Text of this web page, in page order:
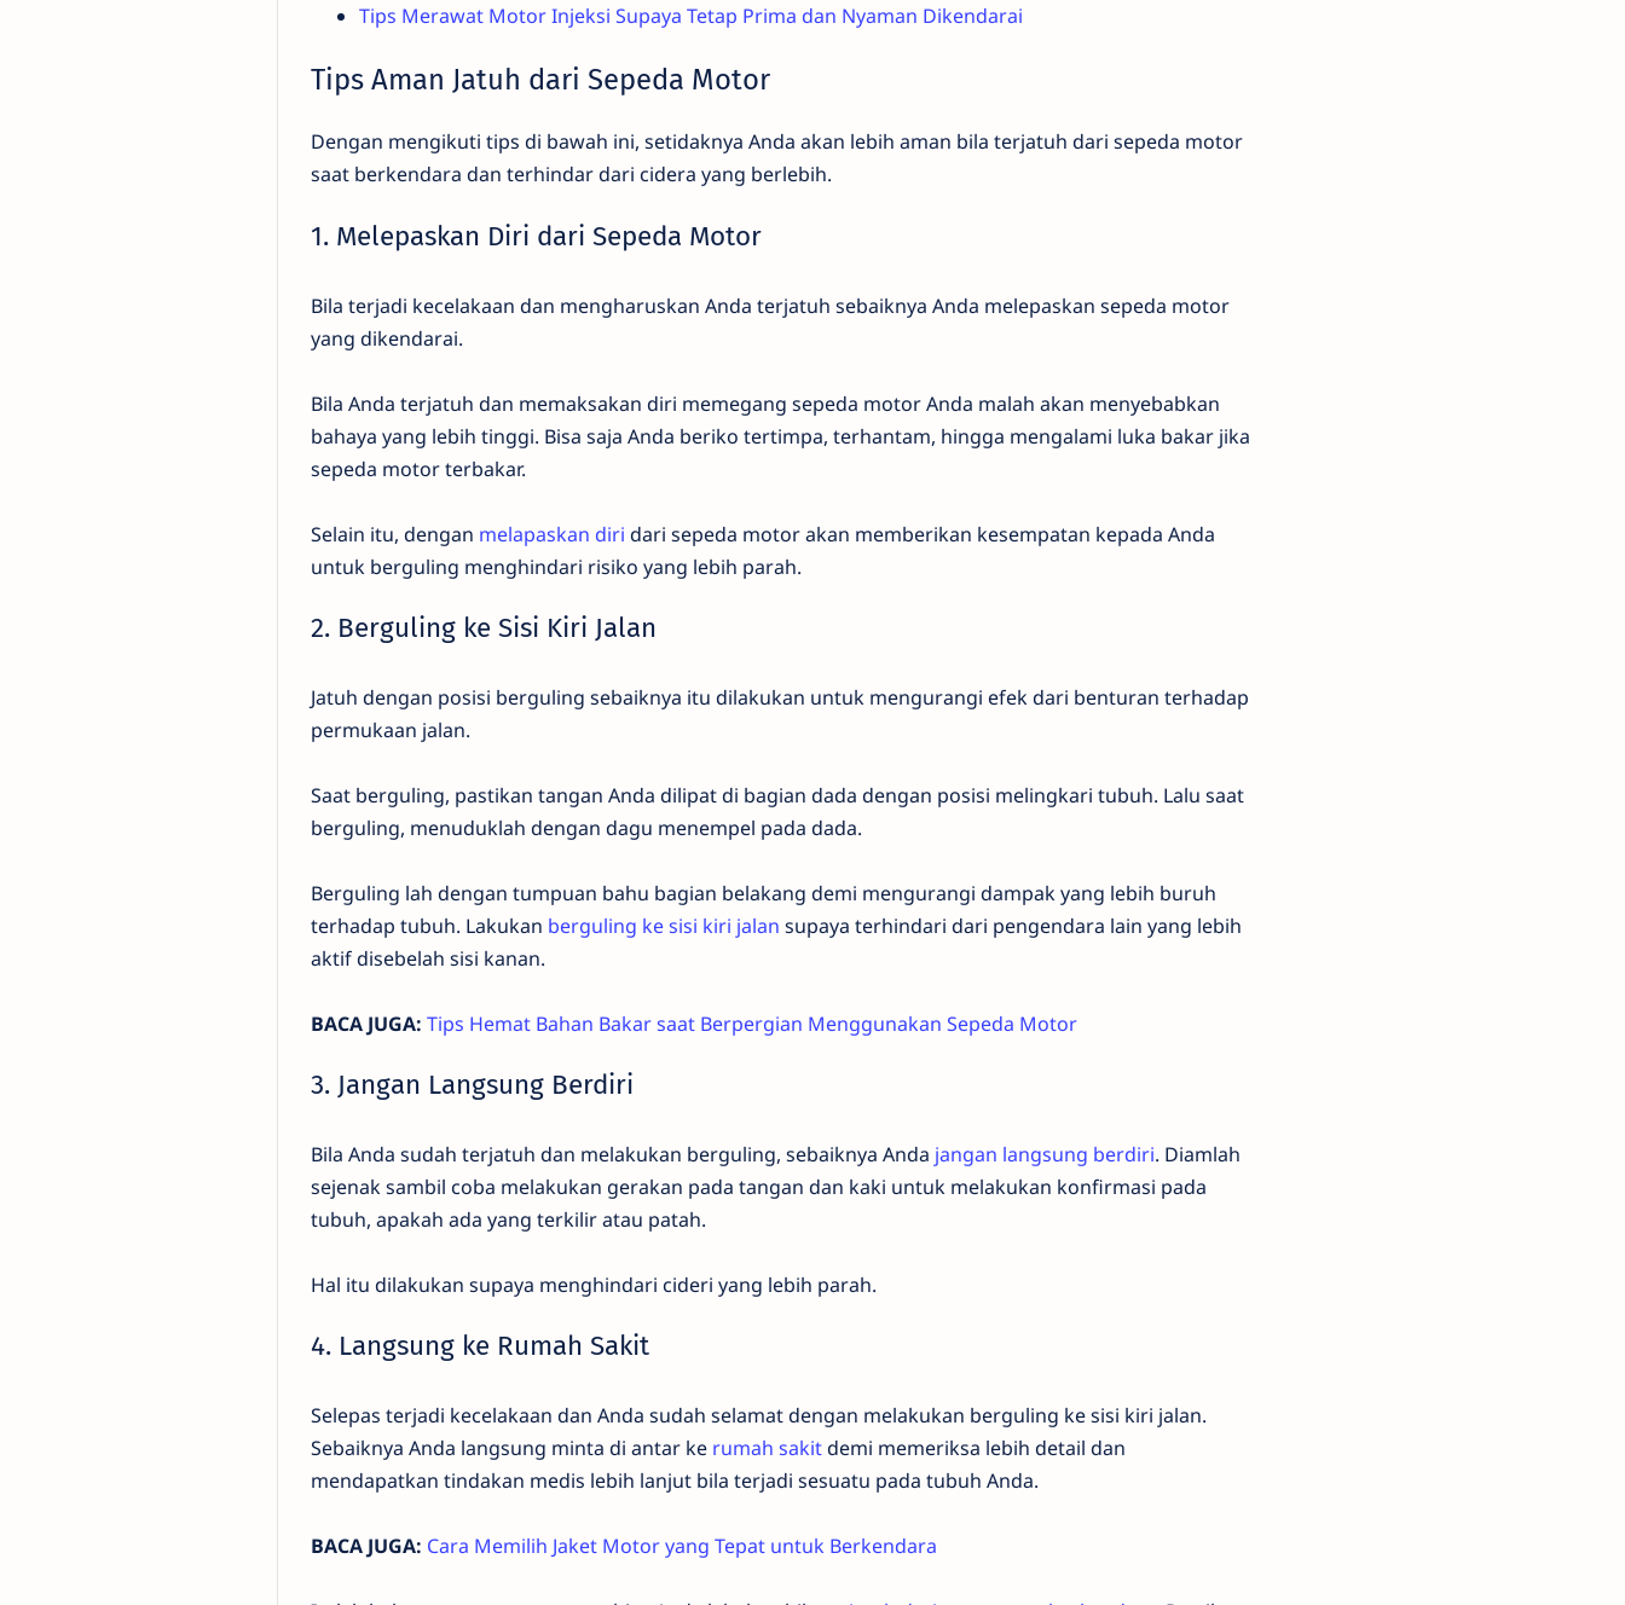
Tips Merawat Motor Injeksi Supaya Tetap Prima dan Nyaman Dikendarai
Tips Aman Jatuh dari Sepeda Motor
Dengan mengikuti tips di bawah ini, setidaknya Anda akan lebih aman bila terjatuh dari sepeda motor
saat berkendara dan terhindar dari cidera yang berlebih.
1. Melepaskan Diri dari Sepeda Motor
Bila terjadi kecelakaan dan mengharuskan Anda terjatuh sebaiknya Anda melepaskan sepeda motor
yang dikendarai.
Bila Anda terjatuh dan memaksakan diri memegang sepeda motor Anda malah akan menyebabkan
bahaya yang lebih tinggi. Bisa saja Anda beriko tertimpa, terhantam, hingga mengalami luka bakar jika
sepeda motor terbakar.
Selain itu, dengan melapaskan diri dari sepeda motor akan memberikan kesempatan kepada Anda
untuk berguling menghindari risiko yang lebih parah.
2. Berguling ke Sisi Kiri Jalan
Jatuh dengan posisi berguling sebaiknya itu dilakukan untuk mengurangi efek dari benturan terhadap
permukaan jalan.
Saat berguling, pastikan tangan Anda dilipat di bagian dada dengan posisi melingkari tubuh. Lalu saat
berguling, menuduklah dengan dagu menempel pada dada.
Berguling lah dengan tumpuan bahu bagian belakang demi mengurangi dampak yang lebih buruh
terhadap tubuh. Lakukan berguling ke sisi kiri jalan supaya terhindari dari pengendara lain yang lebih
aktif disebelah sisi kanan.
BACA JUGA: Tips Hemat Bahan Bakar saat Berpergian Menggunakan Sepeda Motor
3. Jangan Langsung Berdiri
Bila Anda sudah terjatuh dan melakukan berguling, sebaiknya Anda jangan langsung berdiri. Diamlah
sejenak sambil coba melakukan gerakan pada tangan dan kaki untuk melakukan konfirmasi pada
tubuh, apakah ada yang terkilir atau patah.
Hal itu dilakukan supaya menghindari cideri yang lebih parah.
4. Langsung ke Rumah Sakit
Selepas terjadi kecelakaan dan Anda sudah selamat dengan melakukan berguling ke sisi kiri jalan.
Sebaiknya Anda langsung minta di antar ke rumah sakitdemi memeriksa lebih detail dan
mendapatkan tindakan medis lebih lanjut bila terjadi sesuatu pada tubuh Anda.
BACA JUGA: Cara Memilih Jaket Motor yang Tepat untuk Berkendara